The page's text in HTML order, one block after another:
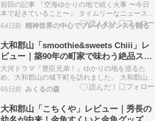
前回の記事 『空海ゆかりの地で続く火事 〜今日
本で起きていること〜』 タイムリーなニュースが
続いていますね。 昨日、6月1日、京都府亀岡市
にある歴史ある寺院「千手寺」で火災が発生した
そうです。 報道によると、寺の敷地内の建物…
ameblo.jp の続きです。 駅へ戻り、再び電車…
64日前 精神世界の中心でブレイクダンスを踊る
大和郡山「smoothie&sweets Chiii」レ
ビュー｜築90年の町家で味わう絶品スム
ージーと米粉パンケーキ
大河ドラマ『豊臣兄弟！』ゆかりの地を巡るた
め、大和郡山の城下町を訪れました。 大和郡山の
城下町を散策した帰りに、以前から気になってい
たカフェ「smoothie&sweets Chiii（チー）」に立
ち寄りました。 近鉄郡山駅から徒歩数分の場所に
ある人気の古民家カフェです。 奈良…
65日前 みくるの森
大和郡山「こちくや」レビュー｜秀長の